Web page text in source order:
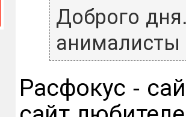
Доброго
анималисты
Расфокус -